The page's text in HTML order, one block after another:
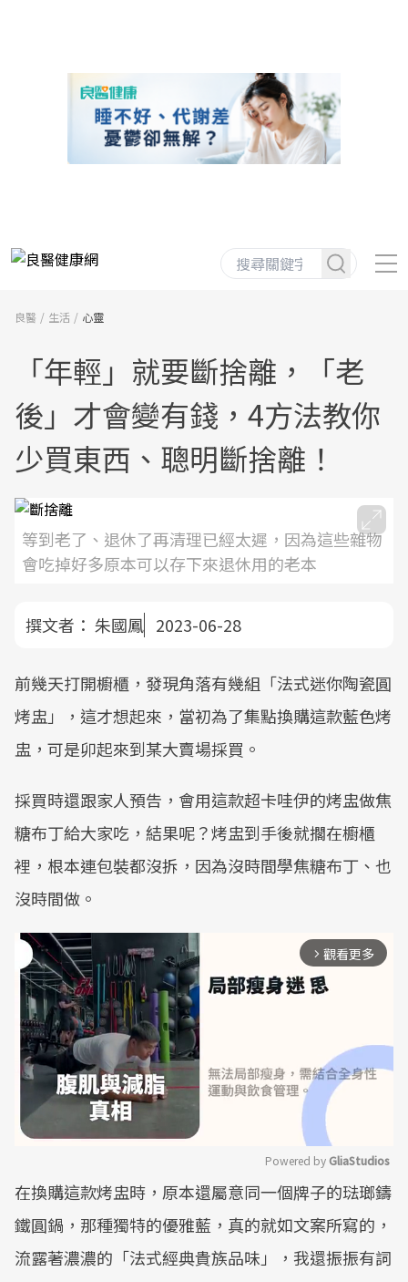
良醫 生活 心靈
「年輕」就要斷捨離，「老
後」才會變有錢，4方法教你
少買東西、聰明斷捨離！
等到老了、退休了再清理已經太遲，因為這些雜物
會吃掉好多原本可以存下來退休用的老本
撰文者： 朱國鳳 2023-06-28
前幾天打開櫥櫃，發現角落有幾組「法式迷你陶瓷圓
烤盅」，這才想起來，當初為了集點換購這款藍色烤
盅，可是卯起來到某大賣場採買。
採買時還跟家人預告，會用這款超卡哇伊的烤盅做焦
糖布丁給大家吃，結果呢？烤盅到手後就擱在櫥櫃
裡，根本連包裝都沒拆，因為沒時間學焦糖布丁、也
沒時間做。
arrow_forward_ios 觀看更多
Mute
Powered by GliaStudios
在換購這款烤盅時，原本還屬意同一個牌子的琺瑯鑄
鐵圓鍋，那種獨特的優雅藍，真的就如文案所寫的，
流露著濃濃的「法式經典貴族品味」，我還振振有詞